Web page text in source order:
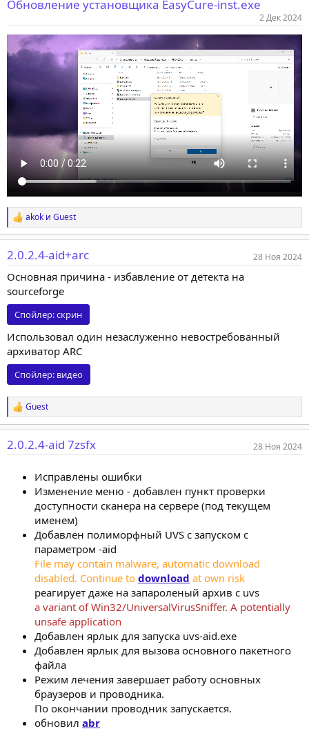
к
и
и
Обновление установщика EasyCure-inst.exe
2 Дек 2024
Р
е
а
к
ц
и
и
:
akok и Guest
2.0.2.4-aid+arc 28 Ноя 2024
Основная причина - избавление от детекта на
sourceforge
Спойлер:скрин
Использовал один незаслуженно невостребованный
архиватор ARC
Спойлер: видео
Р
е
а
к
ц
Guest
2.0.2.4-aid 7zsfx 28 Ноя 2024
Исправлены ошибки
Изменение меню - добавлен пункт проверки
доступности сканера на сервере (под текущем
именем)
Добавлен полиморфный UVS c запуском с
параметром -aid
File may contain malware, automatic download
disabled. Continue to download at own risk
реагирует даже на запароленый архив с uvs
a variant of Win32/UniversalVirusSniffer. A potentially
unsafe application
Добавлен ярлык для запуска uvs-aid.exe
Добавлен ярлык для вызова основного пакетного
файла
Режим лечения завершает работу основных
браузеров и проводника.
По окончании проводник запускается.
обновил abr